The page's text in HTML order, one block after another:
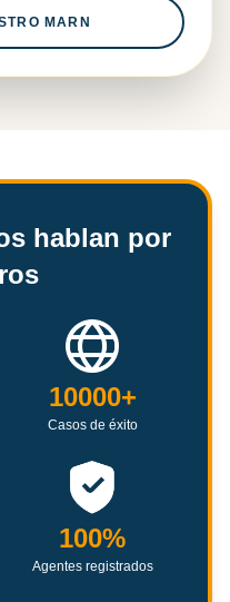
MARN
hablan por
10000+
Casos de éxito
100%
Agentes registrados